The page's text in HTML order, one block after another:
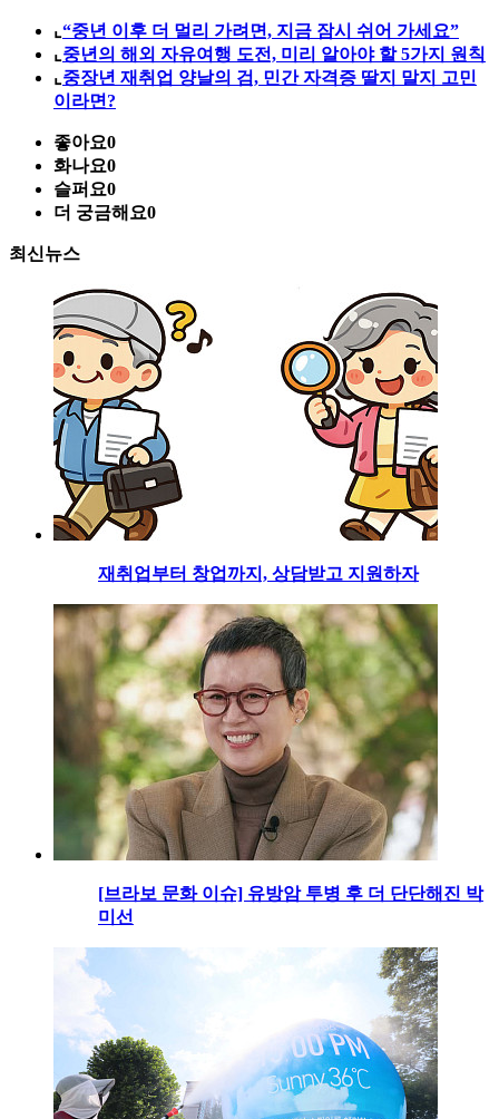
⌞“중년 이후 더 멀리 가려면, 지금 잠시 쉬어 가세요”
⌞중년의 해외 자유여행 도전, 미리 알아야 할 5가지 원칙
⌞중장년 재취업 양날의 검, 민간 자격증 딸지 말지 고민
이라면?
좋아요0
화나요0
슬퍼요0
더 궁금해요0
최신뉴스
재취업부터 창업까지, 상담받고 지원하자
[브라보 문화 이슈] 유방암 투병 후 더 단단해진 박
미선